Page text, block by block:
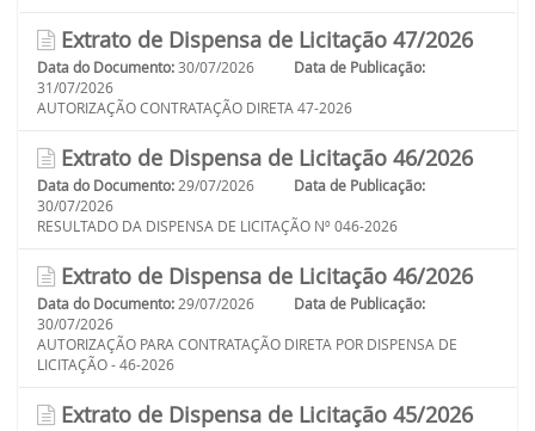
Extrato de Dispensa de Licitação 47/2026
Data do Documento: 30/07/2026
Data de Publicação:
31/07/2026
AUTORIZAÇÃO CONTRATAÇÃO DIRETA 47-2026
Extrato de Dispensa de Licitação 46/2026
Data do Documento: 29/07/2026
Data de Publicação:
30/07/2026
RESULTADO DA DISPENSA DE LICITAÇÃO Nº 046-2026
Extrato de Dispensa de Licitação 46/2026
Data do Documento: 29/07/2026
Data de Publicação:
30/07/2026
AUTORIZAÇÃO PARA CONTRATAÇÃO DIRETA POR DISPENSA DE
LICITAÇÃO - 46-2026
Extrato de Dispensa de Licitação 45/2026